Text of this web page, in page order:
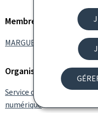
Membre du
MARGUE Elisabeth
Organisation
Service des médias, de la
numérique